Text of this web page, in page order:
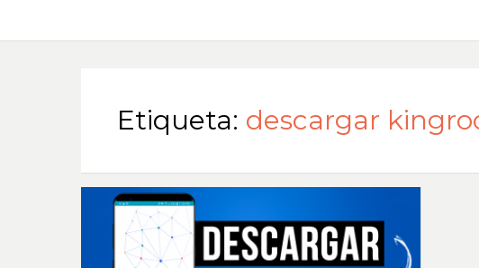
Etiqueta: descargar